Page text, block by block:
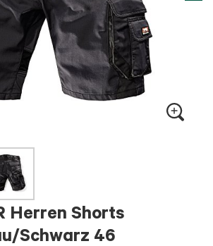
Herren Shorts
Schwarz 46